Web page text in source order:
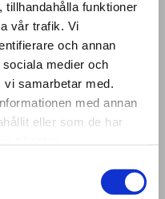
tillhandahålla funktioner
vår trafik. Vi
och annan
medier och
vi samarbetar med.
med annan
eller som de har